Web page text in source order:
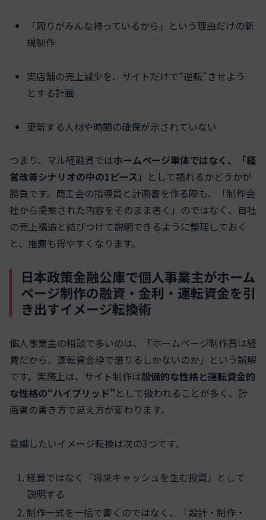
「周りがみんな持っているから」という理由だけの新
規制作
実店舗の売上減少を、サイトだけで“逆転”させよう
とする計画
更新する人材や時間の確保が示されていない
つまり、マル経融資ではホームページ単体ではなく、「経
営改善シナリオの中の1ピース」 として語れるかどうかが
勝負です。商工会の指導員と計画書を作る際も、「制作会
社から提案された内容をそのまま書く」のではなく、自社
の売上構造と結びつけて説明できるように整理しておく
と、推薦も得やすくなります。
日本政策金融公庫で個人事業主がホーム
ページ制作の融資・金利・運転資金を引
き出すイメージ転換術
個人事業主の相談で多いのは、「ホームページ制作費は経
費だから、運転資金枠で借りるしかないのか」という誤解
です。実務上は、サイト制作は設備的な性格と運転資金的
な性格の“ハイブリッド”として扱われることが多く、計
画書の書き方で見え方が変わります。
意識したいイメージ転換は次の3つです。
経費ではなく「将来キャッシュを生む投資」として
説明する
制作一式を一括で書くのではなく、「設計・制作・